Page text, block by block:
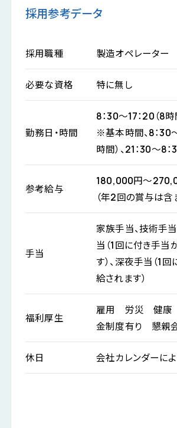
採用参考データ
採用職種 製造オペレーター
必要な資格 特に無し
勤務日・時間
8：30～17：20（8時
※基本時間、8：30
時間）、21：30～8：
参考給与
180,000円～
（年2回の賞与は含
手当
家族手当、技術手
当（1回に付き手当
す）、深夜手当（1
給されます）
福利厚生
雇用 労災 健
金制度有り 懇親
休日 会社カレンダーによ